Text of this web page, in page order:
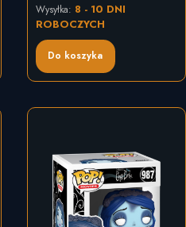
Do koszyka
Wysyłka: 8 - 10 DNI
ROBOCZYCH